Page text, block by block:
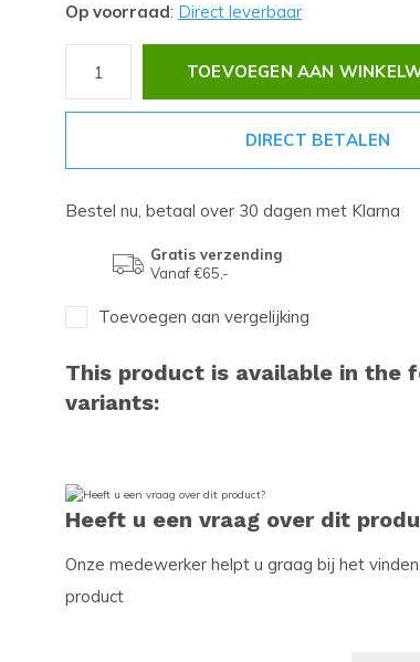
Op voorraad: Direct leverbaar
TOEVOEGEN AAN
DIRECT BETALEN
Bestel nu, betaal over 30 dagen met Klarna
Gratis verzending
Vanaf €65,-
Toevoegen aan vergelijking
This product is available in the
variants:
Heeft u een vraag over dit
Onze medewerker helpt u graag bij het
product